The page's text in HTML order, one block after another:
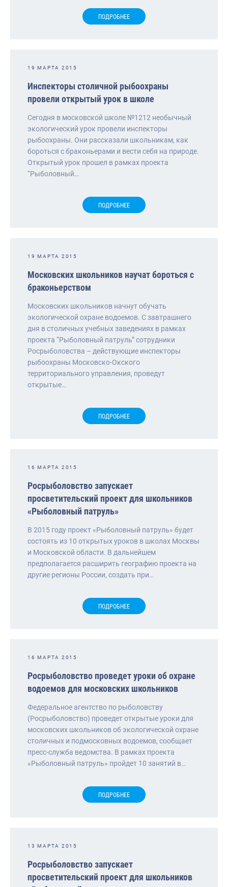
ПОДРОБНЕЕ
19 МАРТА 2015
Инспекторы столичной рыбоохраны
провели открытый урок в школе
Сегодня в московской школе №1212 необычный
экологический урок провели инспекторы
рыбоохраны. Они рассказали школьникам, как
бороться с браконьерами и вести себя на природе.
Открытый урок прошел в рамках проекта
“Рыболовный…
ПОДРОБНЕЕ
19 МАРТА 2015
Московских школьников научат бороться с
браконьерством
Московских школьников начнут обучать
экологической охране водоемов. С завтрашнего
дня в столичных учебных заведениях в рамках
проекта “Рыболовный патруль” сотрудники
Росрыболовства – действующие инспекторы
рыбоохраны Московско-Окского
территориального управления, проведут
открытые…
ПОДРОБНЕЕ
16 МАРТА 2015
Росрыболовство запускает
просветительский проект для школьников
«Рыболовный патруль»
В 2015 году проект «Рыболовный патруль» будет
состоять из 10 открытых уроков в школах Москвы
и Московской области. В дальнейшем
предполагается расширить географию проекта на
другие регионы России, создать при…
ПОДРОБНЕЕ
16 МАРТА 2015
Росрыболовство проведет уроки об охране
водоемов для московских школьников
Федеральное агентство по рыболовству
(Росрыболовство) проведет открытые уроки для
московских школьников об экологической охране
столичных и подмосковных водоемов, сообщает
пресс-служба ведомства. В рамках проекта
«Рыболовный патруль» пройдет 10 занятий в…
ПОДРОБНЕЕ
13 МАРТА 2015
Росрыболовство запускает
просветительский проект для школьников